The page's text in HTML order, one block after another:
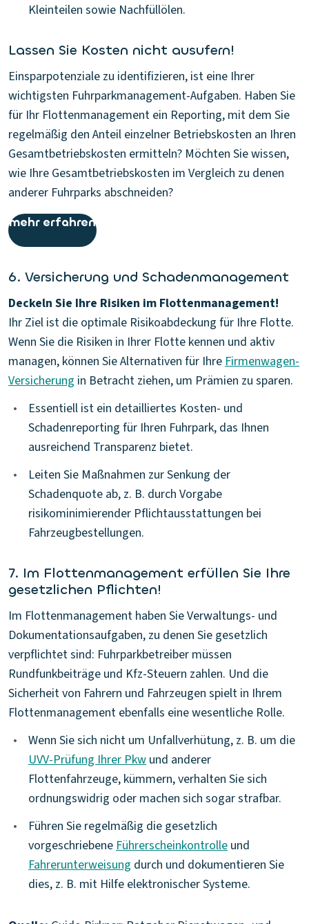
Kleinteilen sowie Nachfüllölen.
Lassen Sie Kosten nicht ausufern!
Einsparpotenziale zu identifizieren, ist eine Ihrer
wichtigsten Fuhrparkmanagement-Aufgaben. Haben Sie
für Ihr Flottenmanagement ein Reporting, mit dem Sie
regelmäßig den Anteil einzelner Betriebskosten an Ihren
Gesamtbetriebskosten ermitteln? Möchten Sie wissen,
wie Ihre Gesamtbetriebskosten im Vergleich zu denen
anderer Fuhrparks abschneiden?
mehr erfahren
6. Versicherung und Schadenmanagement
Deckeln Sie Ihre Risiken im Flottenmanagement!
Ihr Ziel ist die optimale Risikoabdeckung für Ihre Flotte.
Wenn Sie die Risiken in Ihrer Flotte kennen und aktiv
managen, können Sie Alternativen für Ihre Firmenwagen-
Versicherung in Betracht ziehen, um Prämien zu sparen.
•
Essentiell ist ein detailliertes Kosten- und
Schadenreporting für Ihren Fuhrpark, das Ihnen
ausreichend Transparenz bietet.
•
Leiten Sie Maßnahmen zur Senkung der
Schadenquote ab, z. B. durch Vorgabe
risikominimierender Pflichtausstattungen bei
Fahrzeugbestellungen.
7. Im Flottenmanagement erfüllen Sie Ihre
gesetzlichen Pflichten!
Im Flottenmanagement haben Sie Verwaltungs- und
Dokumentationsaufgaben, zu denen Sie gesetzlich
verpflichtet sind: Fuhrparkbetreiber müssen
Rundfunkbeiträge und Kfz-Steuern zahlen. Und die
Sicherheit von Fahrern und Fahrzeugen spielt in Ihrem
Flottenmanagement ebenfalls eine wesentliche Rolle.
•
Wenn Sie sich nicht um Unfallverhütung, z. B. um die
UVV-Prüfung Ihrer Pkw und anderer
Flottenfahrzeuge, kümmern, verhalten Sie sich
ordnungswidrig oder machen sich sogar strafbar.
•
Führen Sie regelmäßig die gesetzlich
vorgeschriebene Führerscheinkontrolle und
Fahrerunterweisung durch und dokumentieren Sie
dies, z. B. mit Hilfe elektronischer Systeme.